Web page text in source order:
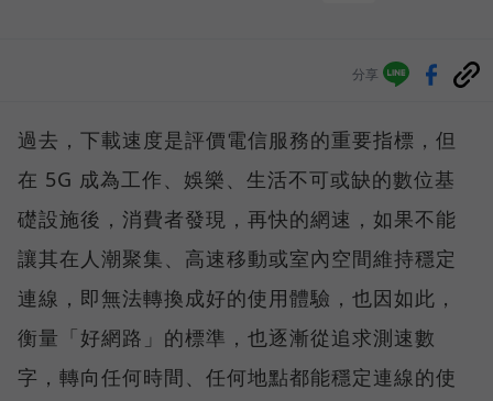
分享
過去，下載速度是評價電信服務的重要指標，但
在 5G 成為工作、娛樂、生活不可或缺的數位基
礎設施後，消費者發現，再快的網速，如果不能
讓其在人潮聚集、高速移動或室內空間維持穩定
連線，即無法轉換成好的使用體驗，也因如此，
衡量「好網路」的標準，也逐漸從追求測速數
字，轉向任何時間、任何地點都能穩定連線的使